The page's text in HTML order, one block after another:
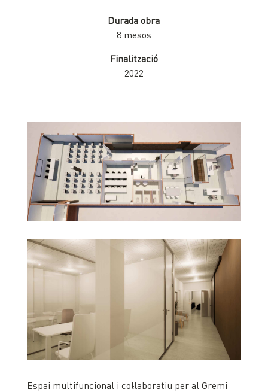
Durada obra
8 mesos
Finalització
2022
Espai multifuncional i col·laboratiu per al Gremi